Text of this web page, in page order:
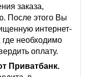
заказа,
После этого Вы
интернет-
необходимо
оплату.
Приватбанк.